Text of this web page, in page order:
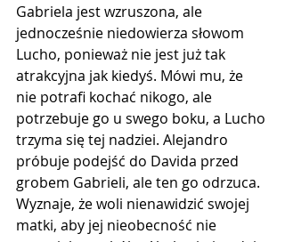
Gabriela jest wzruszona, ale
jednocześnie niedowierza słowom
Lucho, ponieważ nie jest już tak
atrakcyjna jak kiedyś. Mówi mu, że
nie potrafi kochać nikogo, ale
potrzebuje go u swego boku, a Lucho
trzyma się tej nadziei. Alejandro
próbuje podejść do Davida przed
grobem Gabrieli, ale ten go odrzuca.
Wyznaje, że woli nienawidzić swojej
matki, aby jej nieobecność nie